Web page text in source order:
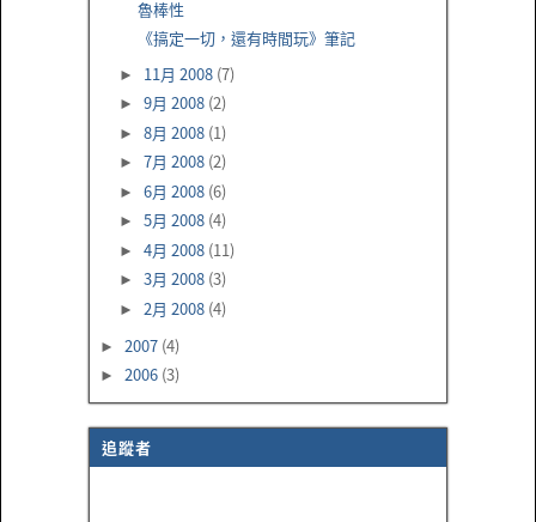
魯棒性
《搞定一切，還有時間玩》筆記
► 11月 2008 (7)
► 9月 2008 (2)
► 8月 2008 (1)
► 7月 2008 (2)
► 6月 2008 (6)
► 5月 2008 (4)
► 4月 2008 (11)
► 3月 2008 (3)
► 2月 2008 (4)
► 2007 (4)
► 2006 (3)
追蹤者